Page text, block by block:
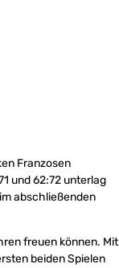
Franzosen
und 62:72 unterlag
abschließenden
freuen können. Mit
beiden Spielen